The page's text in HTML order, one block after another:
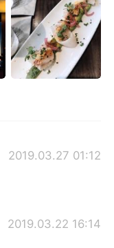
2019.03.27 01:12
2019.03.22 16:14